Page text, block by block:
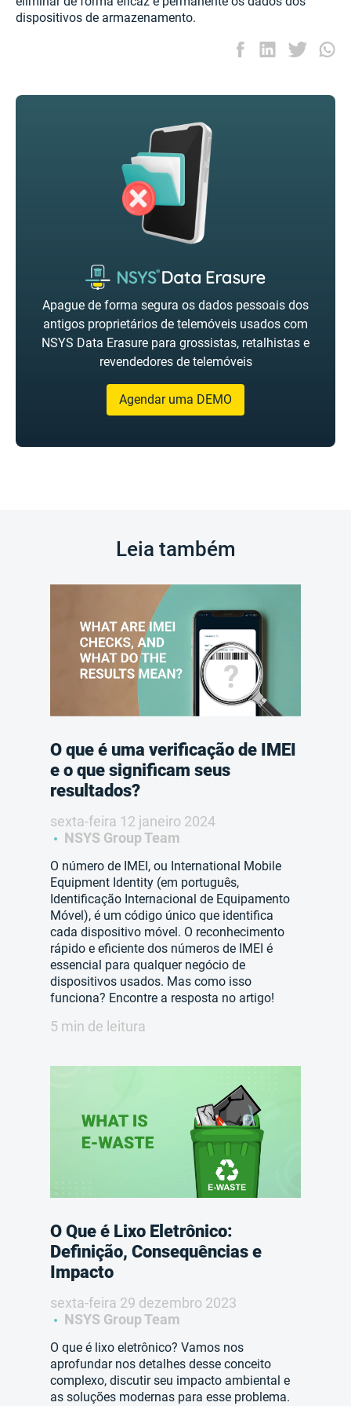
dispositivos de armazenamento.
Apague de forma segura os dados pessoais dos
antigos proprietários de telemóveis usados com
NSYS Data Erasure para grossistas, retalhistas e
revendedores de telemóveis
Agendar uma DEMO
Leia também
O que é uma verificação de IMEI
e o que significam seus
resultados?
sexta-feira 12 janeiro 2024
NSYS Group Team
O número de IMEI, ou International Mobile
Equipment Identity (em português,
Identificação Internacional de Equipamento
Móvel), é um código único que identifica
cada dispositivo móvel. O reconhecimento
rápido e eficiente dos números de IMEI é
essencial para qualquer negócio de
dispositivos usados. Mas como isso
funciona? Encontre a resposta no artigo!
5 min de leitura
O Que é Lixo Eletrônico:
Definição, Consequências e
Impacto
sexta-feira 29 dezembro 2023
NSYS Group Team
O que é lixo eletrônico? Vamos nos
aprofundar nos detalhes desse conceito
complexo, discutir seu impacto ambiental e
as soluções modernas para esse problema.